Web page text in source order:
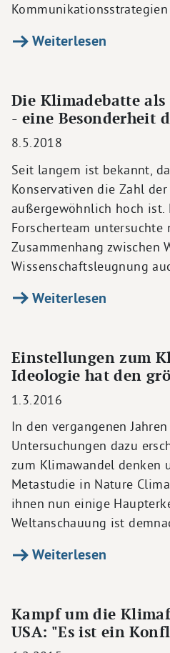
Weiterlesen
Die Klimadebatte
- eine Besonderheit
8.5.2018
Seit langem ist bekannt,
Konservativen die Zahl
außergewöhnlich hoch ist.
Forscherteam untersuchte
Zusammenhang zwischen
Wissenschaftsleugnung
Weiterlesen
Einstellungen zum
Ideologie hat den
1.3.2016
In den vergangenen
Untersuchungen dazu
zum Klimawandel denken
Metastudie in Nature
ihnen nun einige
Weltanschauung ist
Weiterlesen
Kampf um die
USA: "Es ist ein